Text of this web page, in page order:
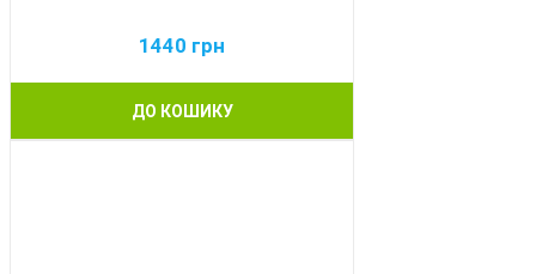
1440 грн
ДО КОШИКУ